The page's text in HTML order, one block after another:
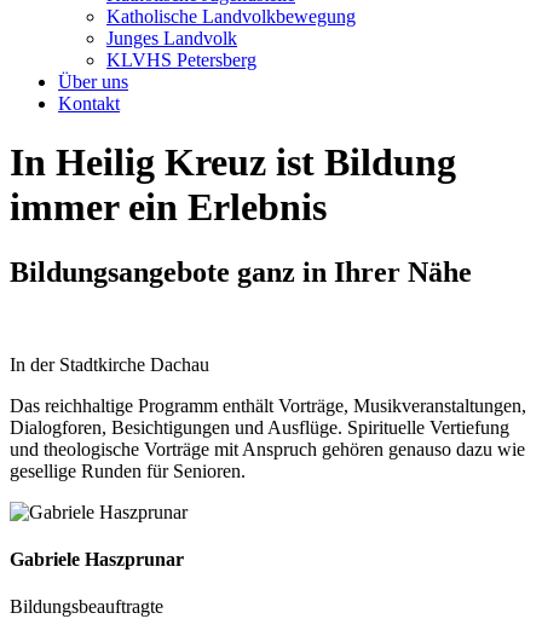
Katholische Landvolkbewegung
Junges Landvolk
KLVHS Petersberg
Über uns
Kontakt
In Heilig Kreuz ist Bildung
immer ein Erlebnis
Bildungsangebote ganz in Ihrer Nähe
In der Stadtkirche Dachau
Das reichhaltige Programm enthält Vorträge, Musikveranstaltungen,
Dialogforen, Besichtigungen und Ausflüge. Spirituelle Vertiefung
und theologische Vorträge mit Anspruch gehören genauso dazu wie
gesellige Runden für Senioren.
Gabriele Haszprunar
Bildungsbeauftragte